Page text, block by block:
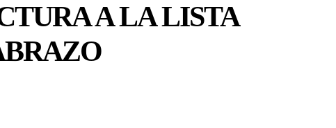
A LA LISTA